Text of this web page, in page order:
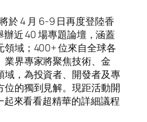
於 4 月 6-9 日再度登陸香
近 40 場專題論壇，涵蓋
領域；400+ 位來自全球各
界專家將聚焦技術、金
域，為投資者、開發者及專
的獨到見解。現距活動開
起來看看超精華的詳細議程